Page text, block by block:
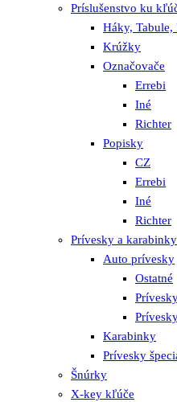
Príslušenstvo ku
Háky,
Krúžky
Označovače
Errebi
Iné
Richter
Popisky
CZ
Errebi
Iné
Richter
Prívesky a karabinky
Auto prívesky
Ostatné
Karabinky
Prívesky
Šnúrky
X-key kľúče